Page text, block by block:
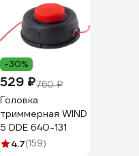
-30%
529 ₽760 ₽
Головка
триммерная WIND
5 DDE 640-131
4.7(159)